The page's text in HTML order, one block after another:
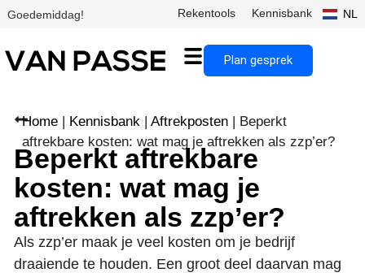
Goedemiddag! NL
Rekentools Kennisbank
Plan gesprek
Home | Kennisbank |Aftrekposten | Beperkt
aftrekbare kosten: wat mag je aftrekken als zzp’er?
Beperkt aftrekbare
kosten: wat mag je
aftrekken als zzp’er?
Als zzp’er maak je veel kosten om je bedrijf
draaiende te houden. Een groot deel daarvan mag